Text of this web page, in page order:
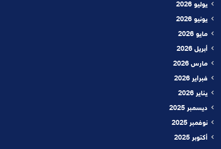
يوليو 2026
يونيو 2026
مايو 2026
أبريل 2026
مارس 2026
فبراير 2026
يناير 2026
ديسمبر 2025
نوفمبر 2025
أكتوبر 2025